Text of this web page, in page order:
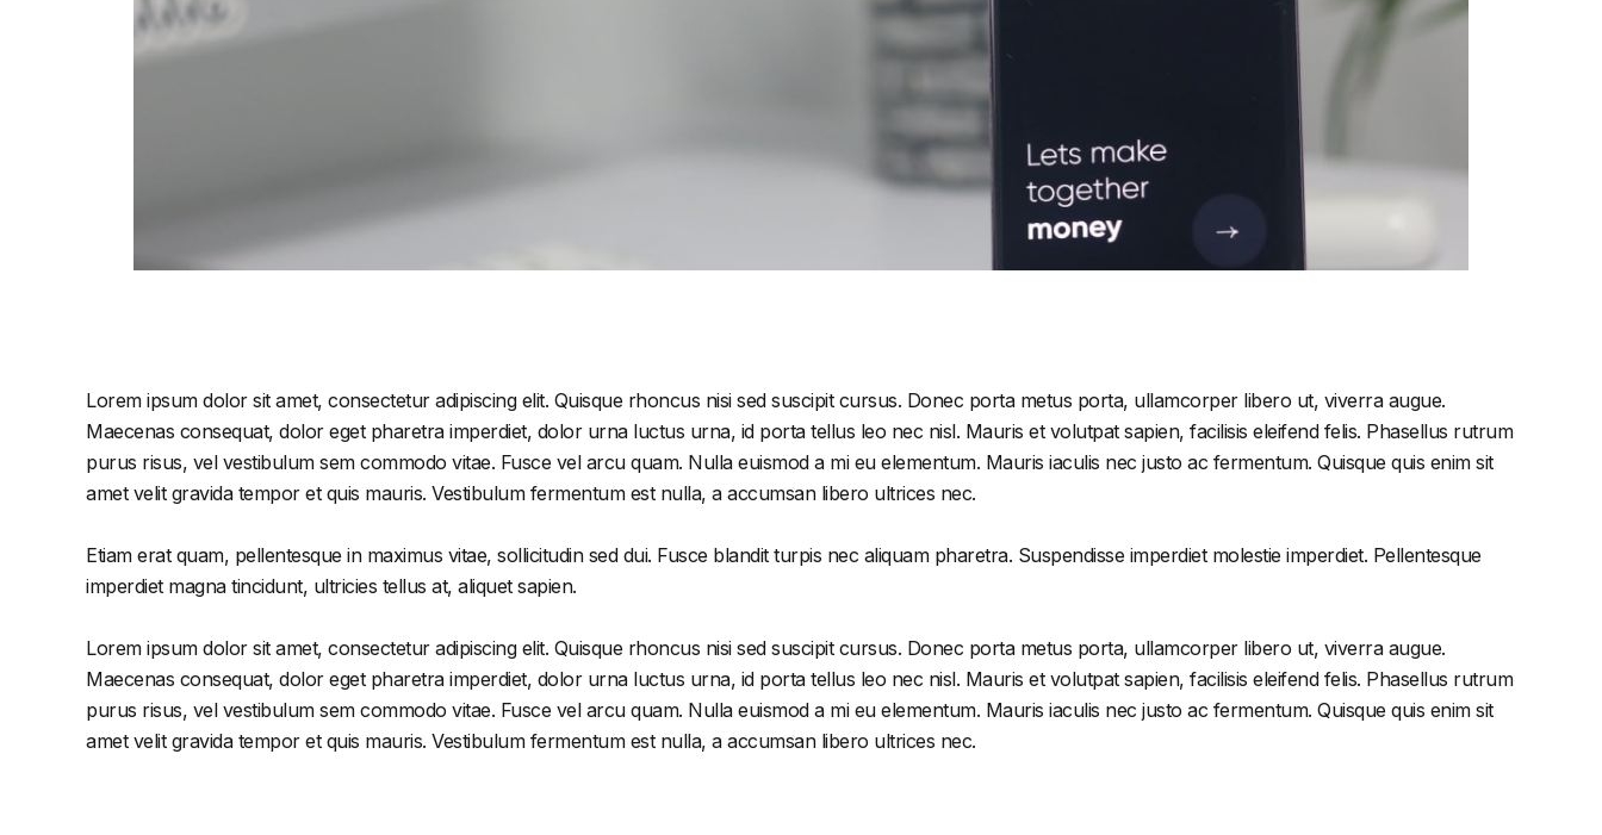
Lorem ipsum dolor sit amet, consectetur adipiscing elit. Quisque rhoncus nisi sed suscipit cursus. Donec porta metus porta, ullamcorper libero ut, viverra augue.
Maecenas consequat, dolor eget pharetra imperdiet, dolor urna luctus urna, id porta tellus leo nec nisl. Mauris et volutpat sapien, facilisis eleifend felis. Phasellus rutrum
purus risus, vel vestibulum sem commodo vitae. Fusce vel arcu quam. Nulla euismod a mi eu elementum. Mauris iaculis nec justo ac fermentum. Quisque quis enim sit
amet velit gravida tempor et quis mauris. Vestibulum fermentum est nulla, a accumsan libero ultrices nec.
Etiam erat quam, pellentesque in maximus vitae, sollicitudin sed dui. Fusce blandit turpis nec aliquam pharetra. Suspendisse imperdiet molestie imperdiet. Pellentesque
imperdiet magna tincidunt, ultricies tellus at, aliquet sapien.
Lorem ipsum dolor sit amet, consectetur adipiscing elit. Quisque rhoncus nisi sed suscipit cursus. Donec porta metus porta, ullamcorper libero ut, viverra augue.
Maecenas consequat, dolor eget pharetra imperdiet, dolor urna luctus urna, id porta tellus leo nec nisl. Mauris et volutpat sapien, facilisis eleifend felis. Phasellus rutrum
purus risus, vel vestibulum sem commodo vitae. Fusce vel arcu quam. Nulla euismod a mi eu elementum. Mauris iaculis nec justo ac fermentum. Quisque quis enim sit
amet velit gravida tempor et quis mauris. Vestibulum fermentum est nulla, a accumsan libero ultrices nec.